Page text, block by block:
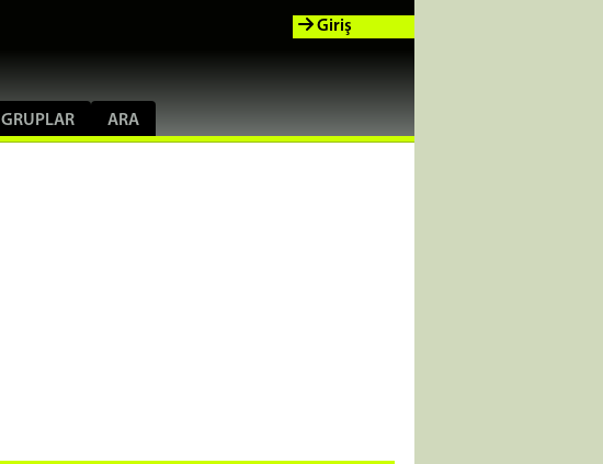
GRUPLAR ARA
Giriş